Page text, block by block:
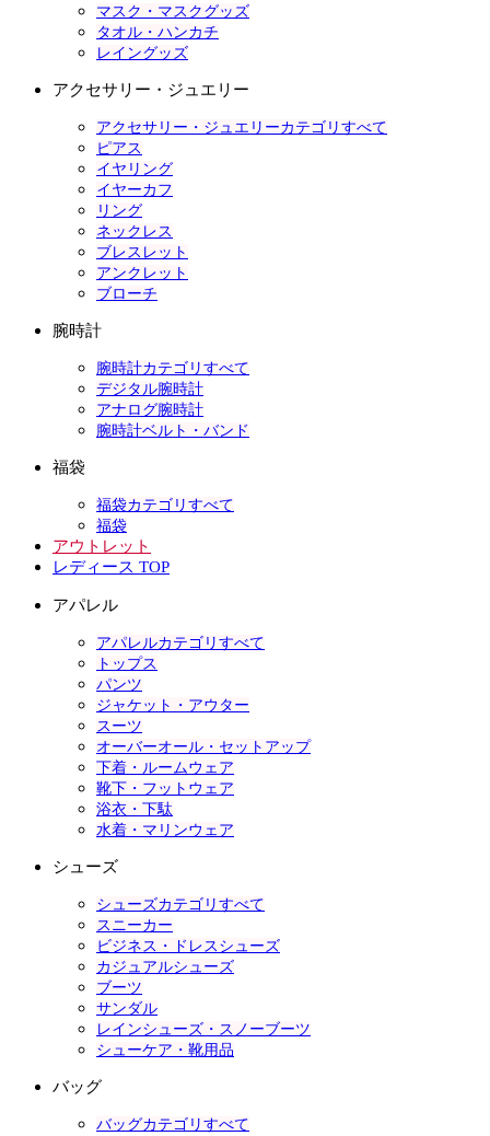
マスク・マスクグッズ
タオル・ハンカチ
レイングッズ
アクセサリー・ジュエリー
アクセサリー・ジュエリーカテゴリすべて
ピアス
イヤリング
イヤーカフ
リング
ネックレス
ブレスレット
アンクレット
ブローチ
腕時計
腕時計カテゴリすべて
デジタル腕時計
アナログ腕時計
腕時計ベルト・バンド
福袋
福袋カテゴリすべて
福袋
アウトレット
レディース TOP
アパレル
アパレルカテゴリすべて
トップス
パンツ
ジャケット・アウター
スーツ
オーバーオール・セットアップ
下着・ルームウェア
靴下・フットウェア
浴衣・下駄
水着・マリンウェア
シューズ
シューズカテゴリすべて
スニーカー
ビジネス・ドレスシューズ
カジュアルシューズ
ブーツ
サンダル
レインシューズ・スノーブーツ
シューケア・靴用品
バッグ
バッグカテゴリすべて